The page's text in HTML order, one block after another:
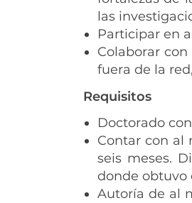
las
Participar en
Colaborar
fuera de la
Requisitos
Doctorado
Contar con al
seis meses.
donde obtuvo
Autoría de al